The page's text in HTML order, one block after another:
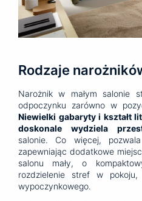
Rodzaje
Narożnik w małym salonie
odpoczynku zarówno w
Niewielki gabaryty i kształt
doskonale wydziela
salonie. Co więcej,
zapewniając dodatkowe
salonu mały, o
rozdzielenie stref w
wypoczynkowego.